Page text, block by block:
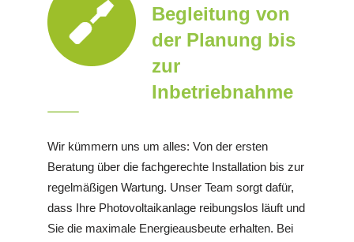
Begleitung von
der Planung bis
zur
Inbetriebnahme
Wir kümmern uns um alles: Von der ersten
Beratung über die fachgerechte Installation bis zur
regelmäßigen Wartung. Unser Team sorgt dafür,
dass Ihre Photovoltaikanlage reibungslos läuft und
Sie die maximale Energieausbeute erhalten. Bei